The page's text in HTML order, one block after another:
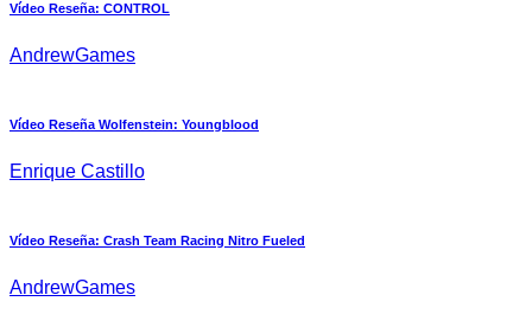
Vídeo Reseña: CONTROL
AndrewGames
Vídeo Reseña Wolfenstein: Youngblood
Enrique Castillo
Vídeo Reseña: Crash Team Racing Nitro Fueled
AndrewGames